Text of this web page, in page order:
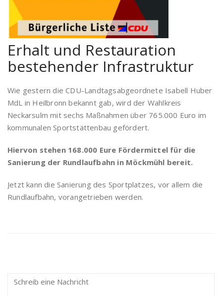
Erhalt und Restauration
bestehender Infrastruktur
Wie gestern die CDU-Landtagsabge­ordnete Isabell Huber
MdL in Heilbronn bekannt gab, wird der Wahlkreis
Neckarsulm mit sechs Maßnahmen über 765.000 Euro im
kommunalen Sportstättenbau gefördert.
Hiervon stehen 168.000 Eure Fördermittel für die
Sanierung der Rundlaufbahn in Möckmühl bereit.
Jetzt kann die Sanierung des Sportplatzes, vor allem die
Rundlaufbahn, vorangetrieben werden.